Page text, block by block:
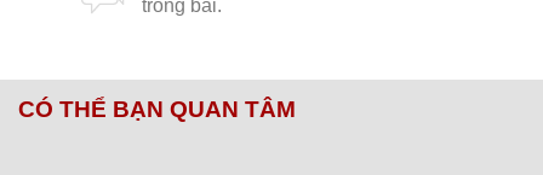
CÓ THỂ BẠN QUAN TÂM